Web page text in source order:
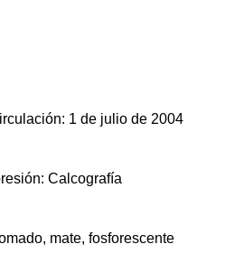
1 de julio de 2004
Calcografía
mate, fosforescente